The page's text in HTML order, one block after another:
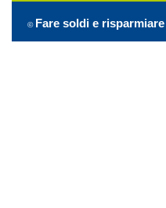
© Fare soldi e risparmiare